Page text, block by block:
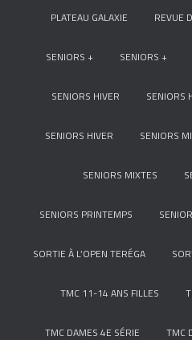
PLATEAU GALAXIE REVUE
SENIORS + SENIORS +
SENIORS HIVER SENIORS
SENIORS HIVER SENIORS
SENIORS MIXTES
SENIORS PRINTEMPS
SORTIE À L’OPEN TERÉGA
TMC 11-14 ANS FILLES
TMC DAMES 4E SÉRIE TMC